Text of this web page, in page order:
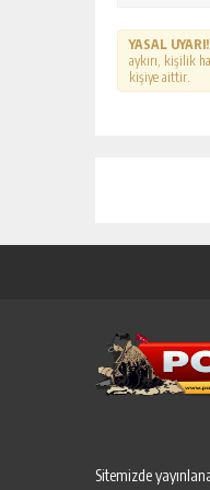
YASAL UYARI!
aykırı, kişilik
kişiye aittir.
Sitemizde